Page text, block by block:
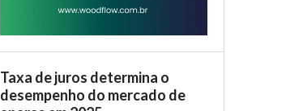
Taxa de juros determina o
desempenho do mercado de